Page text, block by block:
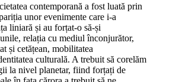
contemporană a fost luată prin
unor evenimente care i-a
liniară și au forțat-o să-și
relația cu mediul înconjurător,
și cetățean, mobilitatea
culturală. A trebuit să corelăm
la nivel planetar, fiind forțați de